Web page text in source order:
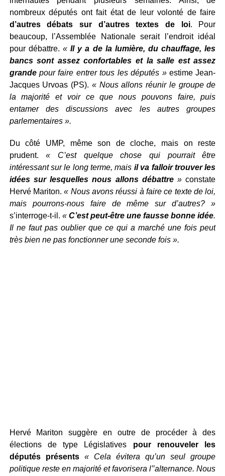
nombreux députés ont fait état de leur volonté de faire
d’autres débats sur d’autres textes de loi. Pour
beaucoup, l’Assemblée Nationale serait l’endroit idéal
pour débattre. «Il y a de la lumière, du chauffage, les
bancs sont assez confortables et la salle est assez
grandepour faire entrer tous les députés »estime Jean-
Jacques Urvoas (PS). « Nous allons réunir le groupe de
la majorité et voir ce que nous pouvons faire, puis
entamer des discussions avec les autres groupes
parlementaires ».
Du côté UMP, même son de cloche, mais on reste
prudent.« C’est quelque chose qui pourrait être
intéressant sur le long terme, mais il va falloir trouver les
idées sur lesquelles nous allons débattre» constate
Hervé Mariton.« Nous avons réussi à faire ce texte de loi,
mais pourrons-nous faire de même sur d’autres? »
s’interroge-t-il. « C’est peut-être une fausse bonne idée.
Il ne faut pas oublier que ce qui a marché une fois peut
très bien ne pas fonctionner une seconde fois ».
Hervé Mariton suggère en outre de procéder à des
élections de type Législatives pour renouveler les
députés présents
« Cela évitera qu’un seul groupe
politique reste en majorité et favorisera l’’alternance. Nous